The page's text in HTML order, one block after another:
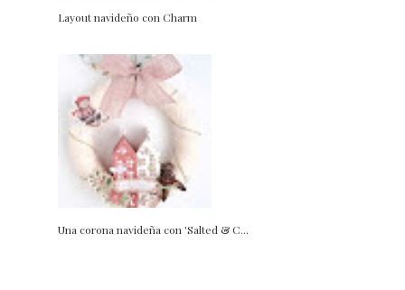
Layout navideño con Charm
Una corona navideña con 'Salted & C...